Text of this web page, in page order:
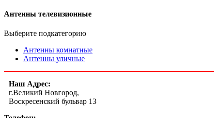
Антенны телевизионные
Выберите подкатегорию
Антенны комнатные
Антенны уличные
Наш Адрес:
г.Великий Новгород,
Воскресенский бульвар 13